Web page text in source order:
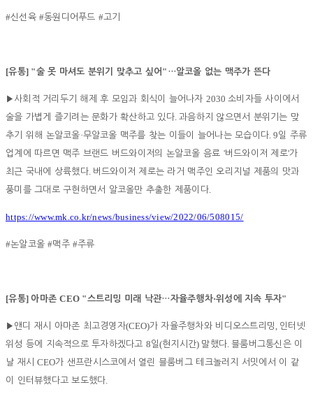
#신선육#동원디어푸드 #고기
[유통] "술 못 마셔도 분위기 맞추고 싶어 " …알코올 없는 맥주가 뜬다
▶ 사회적 거리두기 해제 후 모임과 회식이 늘어나자2030소비자들 사이에서
술을 가볍게 즐기려는 문화가 확산하고 있다. 과음하지 않으면서 분위기는 맞
추기 위해 논알코올·무알코올 맥주를 찾는 이들이 늘어나는 모습이다. 9일 주류
업계에 따르면 맥주 브랜드 버드와이저의 논알코올 음료 '버드와이저 제로'가
최근 국내에 상륙했다. 버드와이저 제로는 라거 맥주인 오리지널 제품의 맛과
풍미를 그대로 구현하면서 알코올만 추출한 제품이다.
https://www.mk.co.kr/news/business/view/2022/06/508015/
#논알코올#맥주#주류
[유통] 아마존CEO "스트리밍 미래 낙관…자율주행차·위성에 지속 투자"
▶ 앤디 재시 아마존 최고경영자(CEO)가 자율주행차와 비디오스트리밍 , 인터넷
위성 등에 지속적으로 투자하겠다고 8일(현지시간) 말했다.블룸버그통신은 이
날 재시CEO가 샌프란시스코에서 열린 블룸버그 테크놀러지 서밋에서 이 같
이 인터뷰했다고 보도했다.